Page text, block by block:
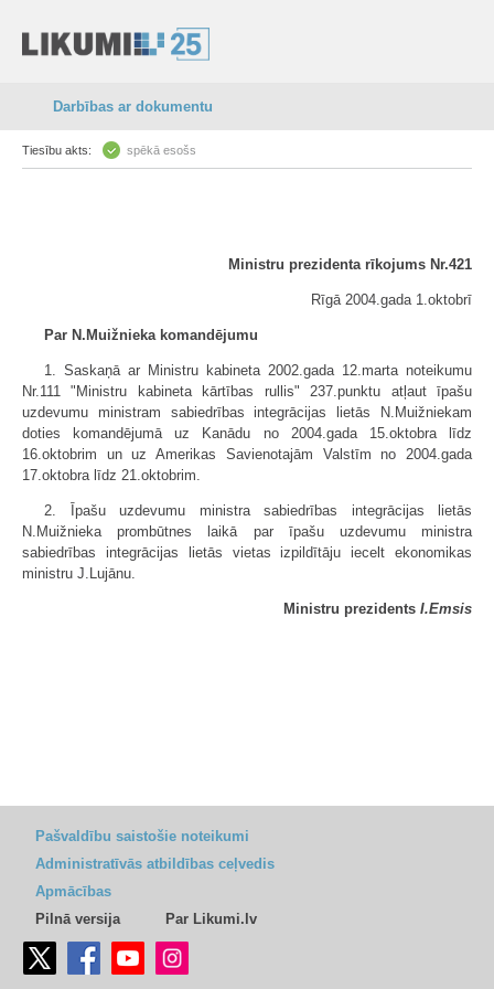
Darbības ar dokumentu
Tiesību akts: spēkā esošs
Ministru prezidenta rīkojums Nr.421
Rīgā 2004.gada 1.oktobrī
Par N.Muižnieka komandējumu
1. Saskaņā ar Ministru kabineta 2002.gada 12.marta noteikumu
Nr.111 "Ministru kabineta kārtības rullis" 237.punktu atļaut īpašu
uzdevumu ministram sabiedrības integrācijas lietās N.Muižniekam
doties komandējumā uz Kanādu no 2004.gada 15.oktobra līdz
16.oktobrim un uz Amerikas Savienotajām Valstīm no 2004.gada
17.oktobra līdz 21.oktobrim.
2. Īpašu uzdevumu ministra sabiedrības integrācijas lietās
N.Muižnieka prombūtnes laikā par īpašu uzdevumu ministra
sabiedrības integrācijas lietās vietas izpildītāju iecelt ekonomikas
ministru J.Lujānu.
Ministru prezidents I.Emsis
Pašvaldību saistošie noteikumi
Administratīvās atbildības ceļvedis
Apmācības
Pilnā versija
Par Likumi.lv